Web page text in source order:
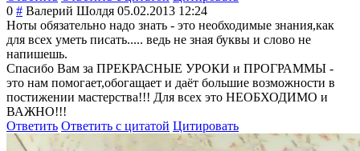
0 # Валерий Шолдя 05.02.2013 12:24
Ноты обязательно надо знать - это необходимые знания,как
для всех уметь писать..... ведь не зная буквы и слово не
напишешь.
Спасибо Вам за ПРЕКРАСНЫЕ УРОКИ и ПРОГРАММЫ -
это нам помогает,обогащает и даёт большие возможности в
постижении мастерства!!! Для всех это НЕОБХОДИМО и
ВАЖНО!!!
Ответить Ответить с цитатой Цитировать